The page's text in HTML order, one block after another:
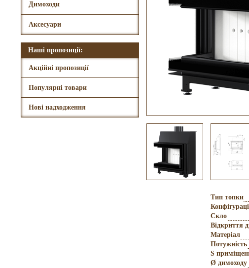
Димоходи
Аксесуари
Наші пропозиції:
Акційні пропозиції
Популярні товари
Нові надходження
Тип топки
Скло
Відкриття
Матеріал
Потужність
S
Ø димоходу